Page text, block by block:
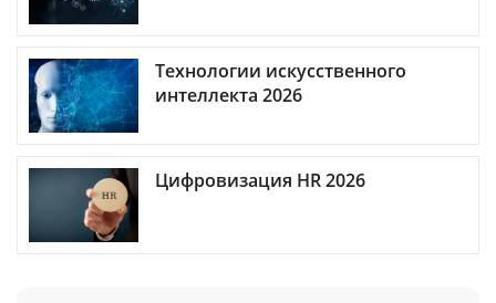
Технологии искусственного
интеллекта 2026
Цифровизация HR 2026